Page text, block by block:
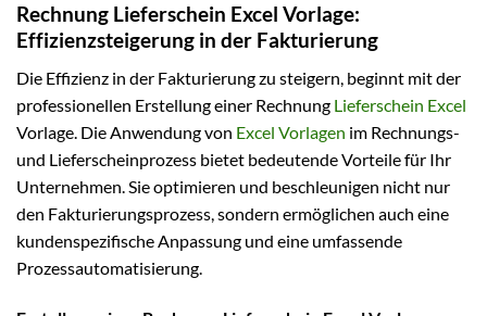
Rechnung Lieferschein Excel Vorlage:
Effizienzsteigerung in der Fakturierung
Die Effizienz in der Fakturierung zu steigern, beginnt mit der
professionellen Erstellung einer Rechnung Lieferschein Excel
Vorlage. Die Anwendung von Excel Vorlagen im Rechnungs-
und Lieferscheinprozess bietet bedeutende Vorteile für Ihr
Unternehmen. Sie optimieren und beschleunigen nicht nur
den Fakturierungsprozess, sondern ermöglichen auch eine
kundenspezifische Anpassung und eine umfassende
Prozessautomatisierung.